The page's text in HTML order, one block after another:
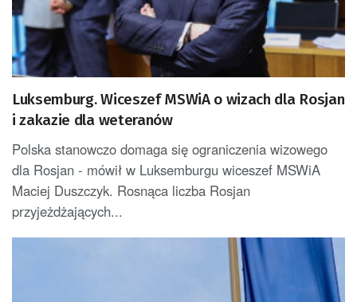
Luksemburg. Wiceszef MSWiA o wizach dla Rosjan
i zakazie dla weteranów
Polska stanowczo domaga się ograniczenia wizowego
dla Rosjan - mówił w Luksemburgu wiceszef MSWiA
Maciej Duszczyk. Rosnąca liczba Rosjan
przyjeżdżających...